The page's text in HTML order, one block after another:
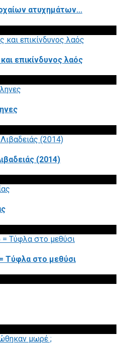
ατυχημάτων...
επικίνδυνος λαός
(2014)
Τύφλα στο μεθύσι